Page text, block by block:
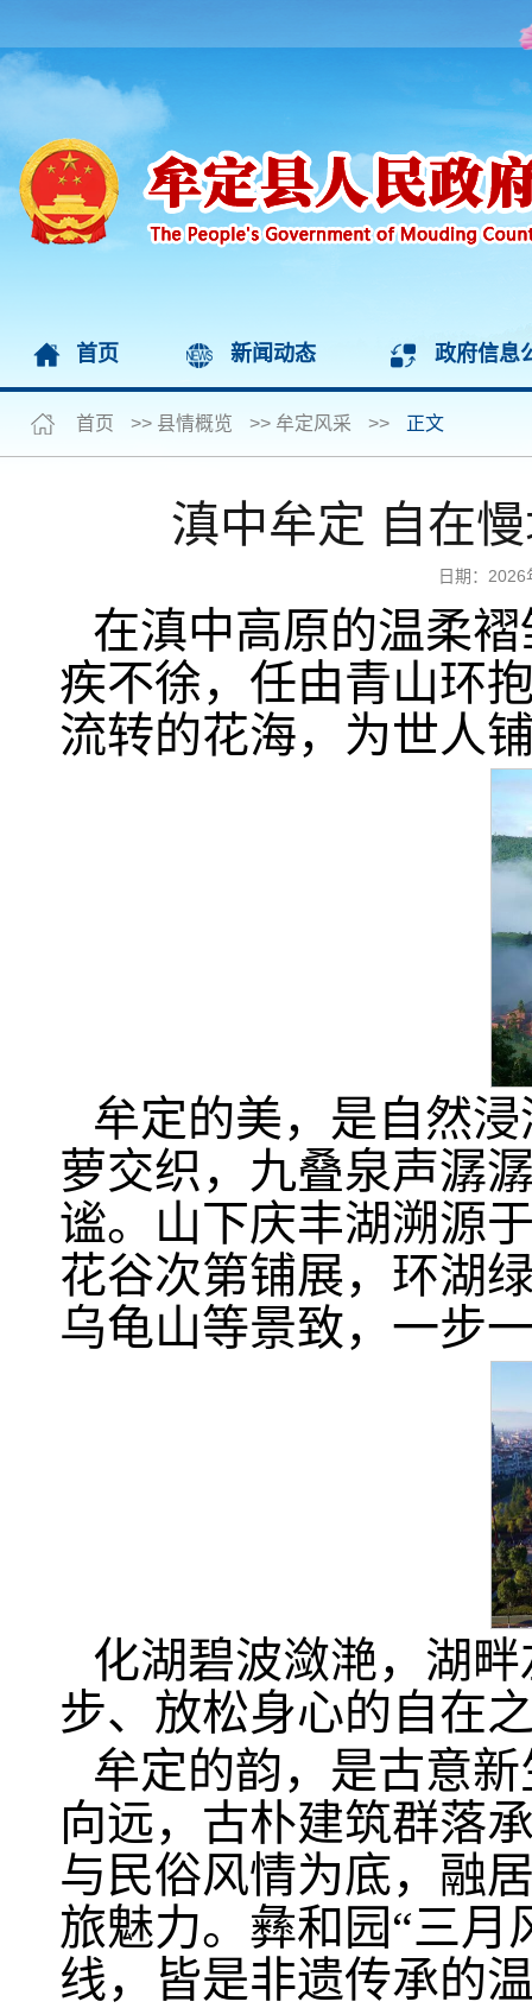
首页 新闻动态 政府信息
首页 >> 县情概览 >> 牟定风采 >> 正文
滇中牟定 自在
日期：
在滇中高原的温柔
疾不徐，任由青山环
流转的花海，为世人
牟定的美，是自然
萝交织，九叠泉声潺
谧。山下庆丰湖溯源
花谷次第铺展，环湖
乌龟山等景致，一步
化湖碧波潋滟，湖
步、放松身心的自在
牟定的韵，是古意
向远，古朴建筑群落
与民俗风情为底，融
旅魅力。彝和园“三
线，皆是非遗传承的